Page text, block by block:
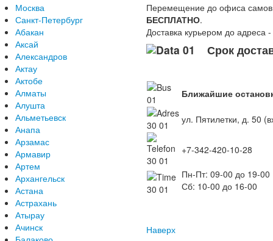
Москва
Санкт-Петербург
Абакан
Аксай
Александров
Актау
Актобе
Алматы
Алушта
Альметьевск
Анапа
Арзамас
Армавир
Артем
Архангельск
Астана
Астрахань
Атырау
Ачинск
Перемещение до офиса
БЕСПЛАТНО.
Доставка курьером до адреса
Срок
Ближайшие
ул. Пятилетки, д. 50
+7-342-420-10-28
Пн-Пт: 09-00 до 19-00
Сб: 10-00 до 16-00
Наверх